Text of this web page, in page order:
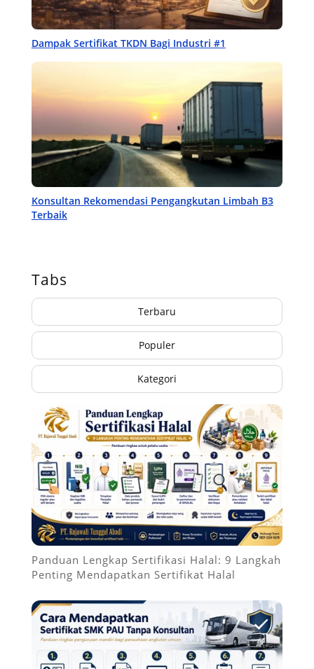
Dampak Sertifikat TKDN Bagi Industri #1
Konsultan Rekomendasi Pengangkutan Limbah B3
Terbaik
Tabs
Terbaru
Populer
Kategori
Panduan Lengkap Sertifikasi Halal: 9 Langkah
Penting Mendapatkan Sertifikat Halal